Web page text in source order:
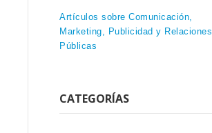
Artículos sobre Comunicación,
Marketing, Publicidad y Relaciones
Públicas
CATEGORÍAS